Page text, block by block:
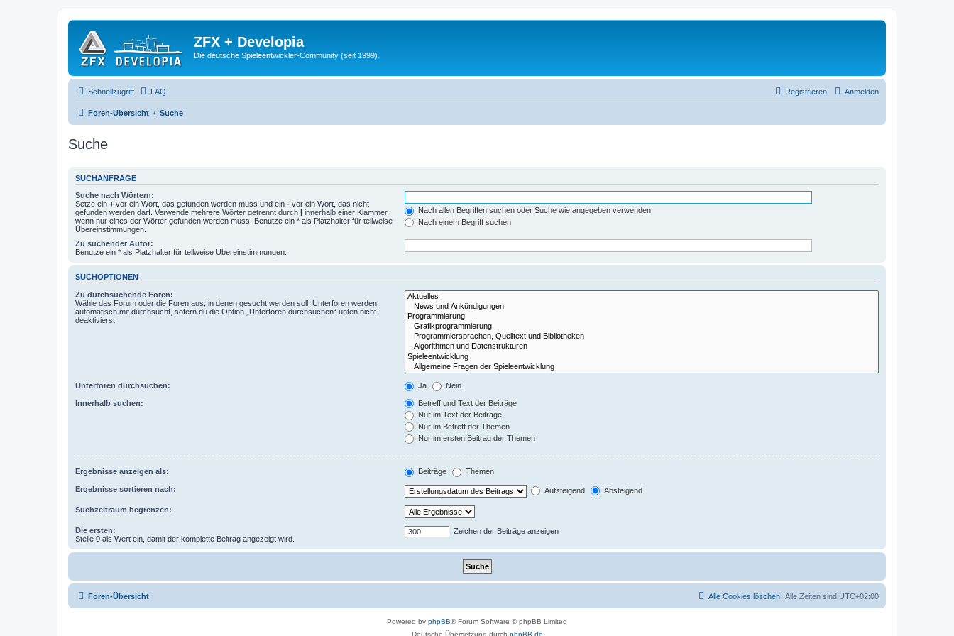
ZFX + Developia
Die deutsche Spieleentwickler-Community (seit 1999).
Schnellzugriff FAQ Anmelden
Registrieren
Foren-Übersicht Suche
Suche
SUCHANFRAGE
Suche nach Wörtern:
Setze ein + vor ein Wort, das gefunden werden muss und ein - vor ein Wort, das nicht
gefunden werden darf. Verwende mehrere Wörter getrennt durch | innerhalb einer Klammer,
wenn nur eines der Wörter gefunden werden muss. Benutze ein * als Platzhalter für teilweise
Übereinstimmungen.
Nach allen Begriffen suchen oder Suche wie angegeben verwenden
Nach einem Begriff suchen
Zu suchender Autor:
Benutze ein * als Platzhalter für teilweise Übereinstimmungen.
SUCHOPTIONEN
Zu durchsuchende Foren:
Wähle das Forum oder die Foren aus, in denen gesucht werden soll. Unterforen werden
automatisch mit durchsucht, sofern du die Option „Unterforen durchsuchen“ unten nicht
deaktivierst.
Unterforen durchsuchen: Ja Nein
Innerhalb suchen:
Betreff und Text der Beiträge
Nur im Text der Beiträge
Nur im Betreff der Themen
Nur im ersten Beitrag der Themen
Ergebnisse anzeigen als: Beiträge Themen
Ergebnisse sortieren nach: Aufsteigend Absteigend
Suchzeitraum begrenzen:
Die ersten:
Stelle 0 als Wert ein, damit der komplette Beitrag angezeigt wird.
Zeichen der Beiträge anzeigen
Foren-Übersicht Alle Zeiten sind UTC+02:00
Alle Cookies löschen
Powered by phpBB® Forum Software © phpBB Limited
Deutsche Übersetzung durch phpBB.de